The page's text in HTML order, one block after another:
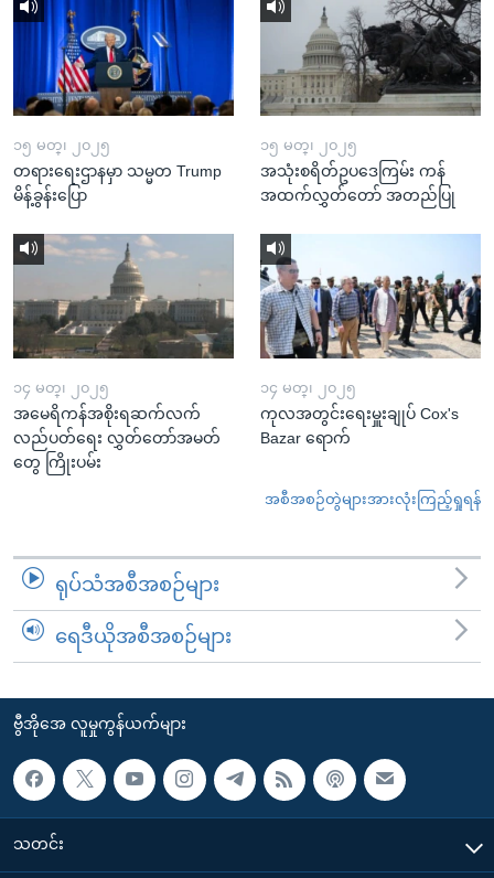
၁၅ မတ္၊ ၂၀၂၅
တရားရေးဌာနမှာ သမ္မတ Trump
မိန့်ခွန်းပြော
၁၅ မတ္၊ ၂၀၂၅
အသုံးစရိတ်ဥပဒေကြမ်း ကန်
အထက်လွှတ်တော် အတည်ပြု
၁၄ မတ္၊ ၂၀၂၅
အမေရိကန်အစိုးရဆက်လက်
လည်ပတ်ရေး လွှတ်တော်အမတ်
တွေ ကြိုးပမ်း
၁၄ မတ္၊ ၂၀၂၅
ကုလအတွင်းရေးမှူးချုပ် Cox's
Bazar ရောက်
အစီအစဉ်တွဲများအားလုံးကြည့်ရှုရန်
ရုပ်သံအစီအစဉ်များ
ရေဒီယိုအစီအစဉ်များ
ဗွီအိုအေ လူမှုကွန်ယက်များ
သတင်း